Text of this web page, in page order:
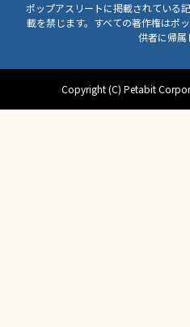
ポップアスリートに掲載されている
載を禁じます。すべての著作権はポ
供者に帰属
Copyright (C) Petabit